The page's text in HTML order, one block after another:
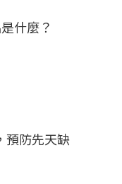
什麼？
預防先天缺